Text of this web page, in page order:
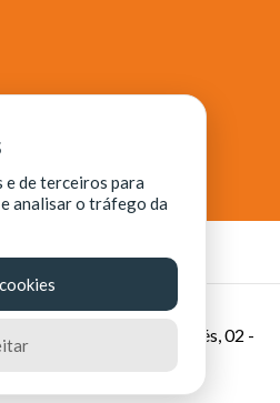
- Fundação de Ciência,
- Rua dos Tremembés, 02 -
e de terceiros para
analisar o tráfego da